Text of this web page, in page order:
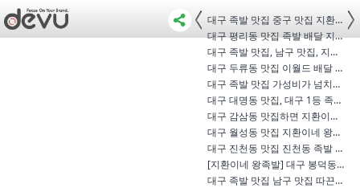
대구 족발 맛집 중구 맛집 지환이네 …
대구 평리동 맛집 족발 배달 지환이네…
대구 족발 맛집, 남구 맛집, 지환이네 …
대구 두류동 맛집 이월드 배달 족발은…
대구 족발 맛집 가성비가 넘치는 상인…
대구 대명동 맛집, 대구 1등 족발의 성…
대구 감삼동 맛집하면 지환이네 왕족…
대구 월성동 맛집 지환이네 왕족발 - …
대구 진천동 맛집 진천동 족발 역시 …
[지환이네 왕족발] 대구 봉덕동 맛집 …
대구 족발 맛집 남구 맛집 따끈한 지…